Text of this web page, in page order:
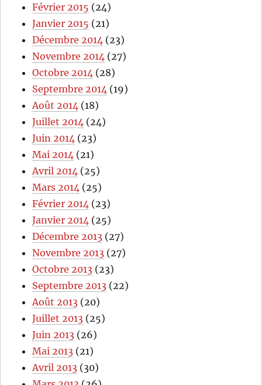
Février 2015 (24)
Janvier 2015 (21)
Décembre 2014 (23)
Novembre 2014 (27)
Octobre 2014 (28)
Septembre 2014 (19)
Août 2014 (18)
Juillet 2014 (24)
Juin 2014 (23)
Mai 2014 (21)
Avril 2014 (25)
Mars 2014 (25)
Février 2014 (23)
Janvier 2014 (25)
Décembre 2013 (27)
Novembre 2013 (27)
Octobre 2013 (23)
Septembre 2013 (22)
Août 2013 (20)
Juillet 2013 (25)
Juin 2013 (26)
Mai 2013 (21)
Avril 2013 (30)